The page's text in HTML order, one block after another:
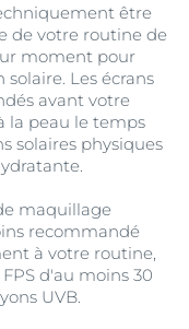
être
de votre routine de
moment pour
Les écrans
avant votre
la peau le temps
solaires physiques
maquillage
recommandé
à votre routine,
d'au moins 30
UVB.